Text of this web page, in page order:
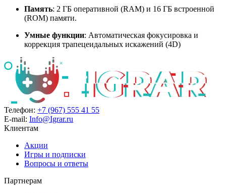
Память: 2 ГБ оперативной (RAM) и 16 ГБ встроенной
(ROM) памяти.
Умные функции: Автоматическая фокусировка и
коррекция трапецеидальных искажений (4D)
Телефон: +7 (967) 555 41 55
E-mail: Info@Igrar.ru
Клиентам
Акции
Игры и подписки
Вопросы и ответы
Партнерам